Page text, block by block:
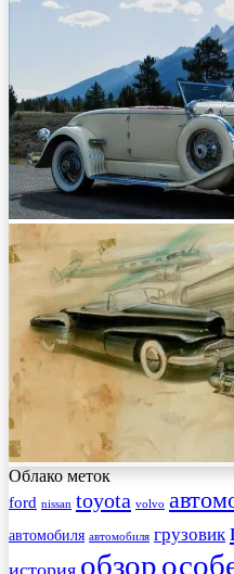
Облако меток
ford nissan toyota volvo
автомобиля автомобиля грузовик
история обзор